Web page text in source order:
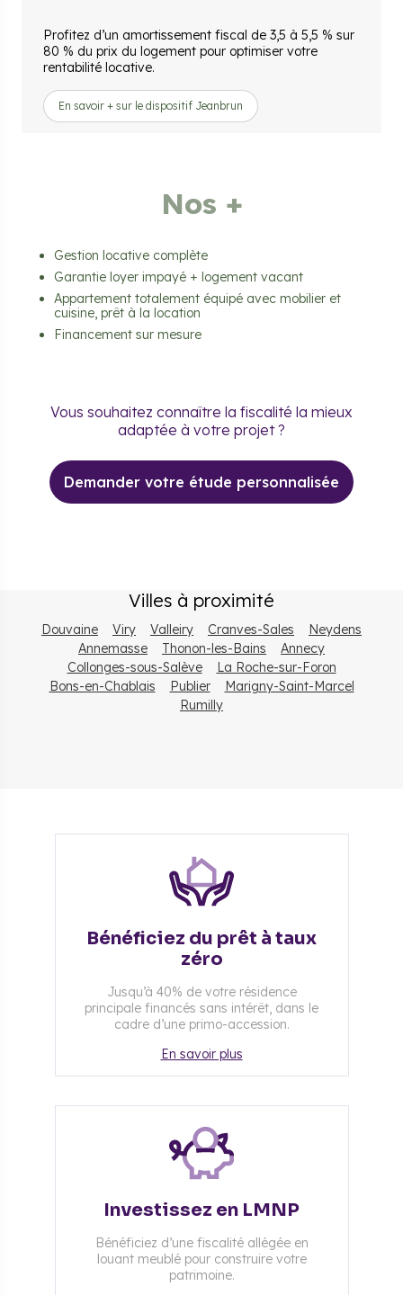
Profitez d’un amortissement fiscal de 3,5 à 5,5 % sur
80 % du prix du logement pour optimiser votre
rentabilité locative.
En savoir + sur le dispositif Jeanbrun
Nos +
Gestion locative complète
Garantie loyer impayé + logement vacant
Appartement totalement équipé avec mobilier et
cuisine, prêt à la location
Financement sur mesure
Vous souhaitez connaître la fiscalité la mieux
adaptée à votre projet ?
Demander votre étude personnalisée
Villes à proximité
Douvaine Viry Valleiry Cranves-Sales
Neydens
Annemasse
Thonon-les-Bains
Annecy
Collonges-sous-Salève
La Roche-sur-Foron
Bons-en-Chablais
Publier
Marigny-Saint-Marcel
Rumilly
Bénéficiez du prêt à taux
zéro
Jusqu’à 40% de votre résidence
principale financés sans intérêt, dans le
cadre d’une primo-accession.
En savoir plus
Investissez en LMNP
Bénéficiez d’une fiscalité allégée en
louant meublé pour construire votre
patrimoine.